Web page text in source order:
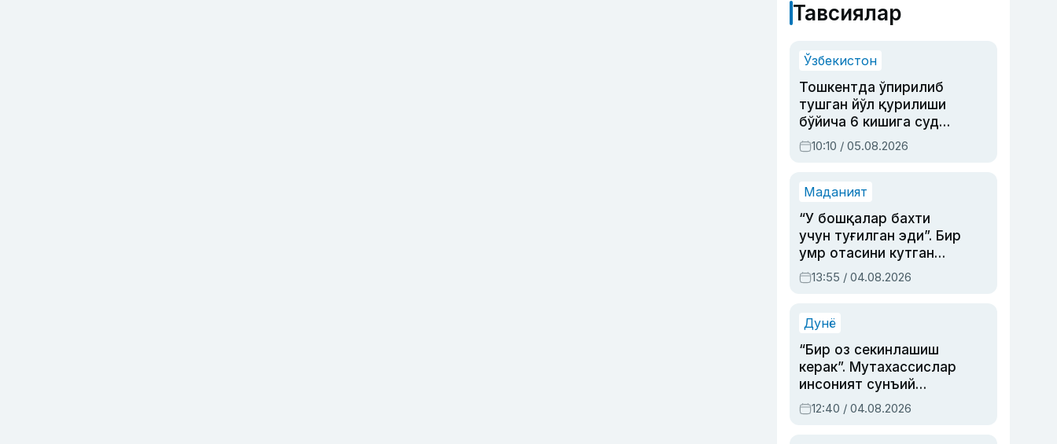
Тавсиялар
Ўзбекистон
Тошкентда ўпирилиб
тушган йўл қурилиши
бўйича 6 кишига суд
ҳукми ўқилди
10:10 / 05.08.2026
Маданият
“У бошқалар бахти
учун туғилган эди”. Бир
умр отасини кутган
актриса ва дубльяж
устаси Римма
синовларга тўла ҳаёти
13:55 / 04.08.2026
Дунё
“Бир оз секинлашиш
керак”. Мутахассислар
инсоният сунъий
интеллектни бошқара
олмай қолишидан
12:40 / 04.08.2026